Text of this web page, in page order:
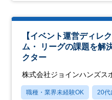
【イベント運営ディレ
ム・ リーグの課題を解
クター
株式会社ジョインハンズス
職種・業界未経験OK 20代